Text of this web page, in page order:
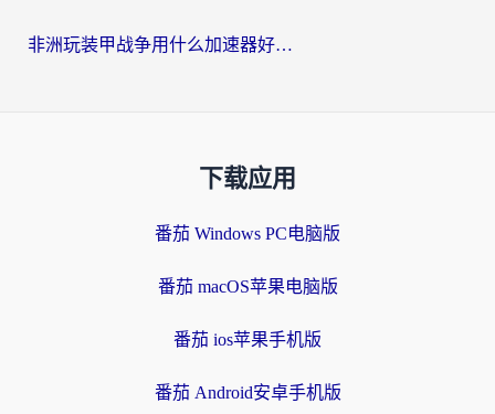
非洲玩装甲战争用什么加速器好？海外党亲测有效的国服游戏加速方案
下载应用
番茄 Windows PC电脑版
番茄 macOS苹果电脑版
番茄 ios苹果手机版
番茄 Android安卓手机版